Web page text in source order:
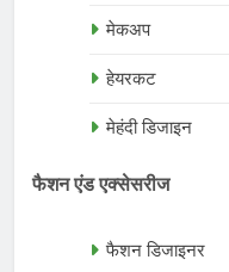
मेकअप
हेयरकट
मेहंदी डिजाइन
फैशन एंड एक्सेसरीज
फैशन डिजाइनर